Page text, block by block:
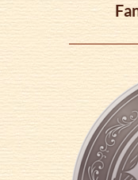
navegación